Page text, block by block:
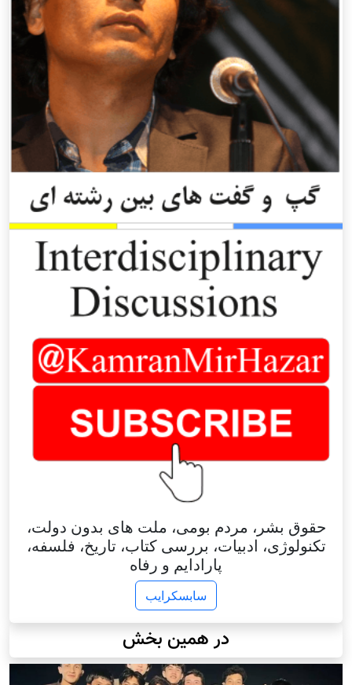
حقوق بشر، مردم بومی، ملت های بدون دولت،
تکنولوژی، ادبیات، بررسی کتاب، تاریخ، فلسفه،
پارادایم و رفاه
سابسکرایب
در همین بخش